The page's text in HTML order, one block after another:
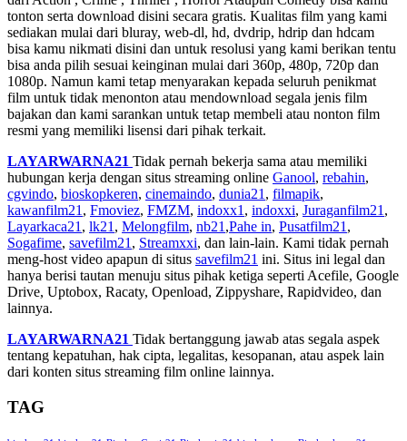
tonton serta download disini secara gratis. Kualitas film yang kami
sediakan mulai dari bluray, web-dl, hd, dvdrip, hdrip dan hdcam
bisa kamu nikmati disini dan untuk resolusi yang kami berikan tentu
bisa anda pilih sesuai keinginan mulai dari 360p, 480p, 720p dan
1080p. Namun kami tetap menyarakan kepada seluruh penikmat
film untuk tidak menonton atau mendownload segala jenis film
bajakan dan kami sarankan untuk tetap membeli atau nonton film
resmi yang memiliki lisensi dari pihak terkait.
LAYARWARNA21 Tidak pernah bekerja sama atau memiliki
hubungan kerja dengan situs streaming online Ganool, rebahin,
cgvindo, bioskopkeren, cinemaindo, dunia21 , filmapik,
kawanfilm21 , Fmoviez, FMZM, indoxx1 , indoxxi, Juraganfilm21 ,
Layarkaca21 , lk21 , Melongfilm, nb21 ,Pahe in, Pusatfilm21 ,
Sogafime, savefilm21 , Streamxxi, dan lain-lain. Kami tidak pernah
meng-host video apapun di situs savefilm21 ini. Situs ini legal dan
hanya berisi tautan menuju situs pihak ketiga seperti Acefile, Google
Drive, Uptobox, Racaty, Openload, Zippyshare, Rapidvideo, dan
lainnya.
LAYARWARNA21 Tidak bertanggung jawab atas segala aspek
tentang kepatuhan, hak cipta, legalitas, kesopanan, atau aspek lain
dari konten situs streaming film online lainnya.
TAG